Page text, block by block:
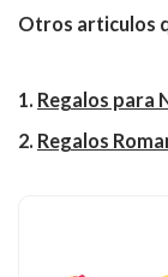
Otros articulos
1. Regalos para
2. Regalos